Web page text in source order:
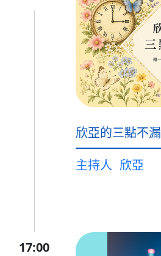
欣亞的三點不漏
主持人 欣亞
17:00